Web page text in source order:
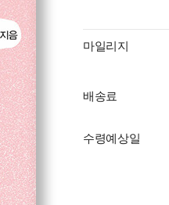
마일리지
배송료
수령예상일